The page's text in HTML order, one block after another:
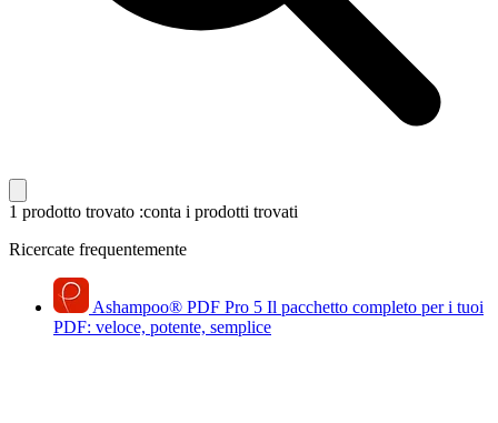
1 prodotto trovato :conta i prodotti trovati
Ricercate frequentemente
Ashampoo® PDF Pro 5 Il pacchetto completo per i tuoi
PDF: veloce, potente, semplice